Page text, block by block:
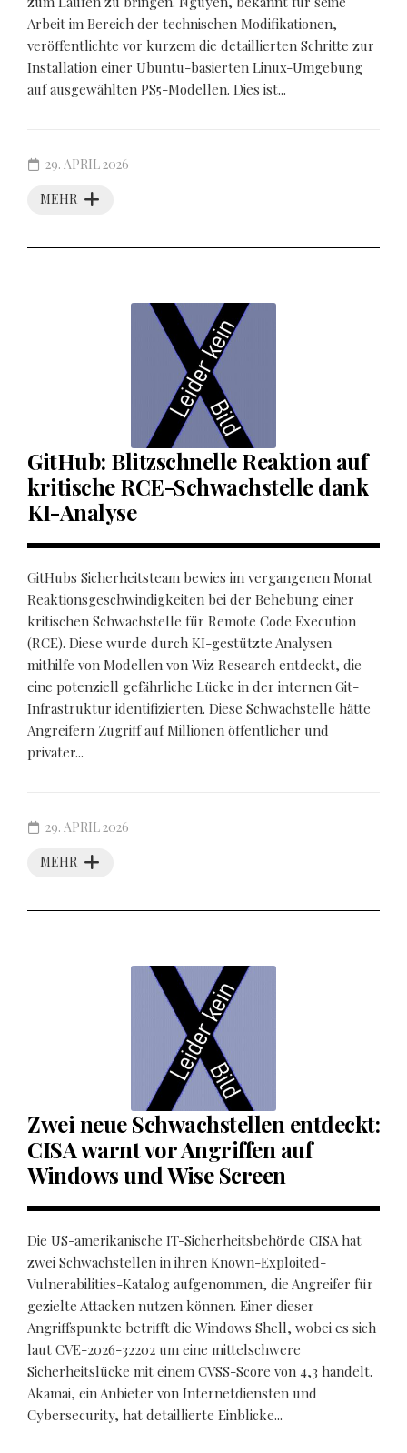
Arbeit im Bereich der technischen Modifikationen,
veröffentlichte vor kurzem die detaillierten Schritte zur
Installation einer Ubuntu-basierten Linux-Umgebung
auf ausgewählten PS5-Modellen. Dies ist...
MEHR
29. APRIL 2026
GitHub: Blitzschnelle Reaktion auf
kritische RCE-Schwachstelle dank
KI-Analyse
GitHubs Sicherheitsteam bewies im vergangenen Monat
Reaktionsgeschwindigkeiten bei der Behebung einer
kritischen Schwachstelle für Remote Code Execution
(RCE). Diese wurde durch KI-gestützte Analysen
mithilfe von Modellen von Wiz Research entdeckt, die
eine potenziell gefährliche Lücke in der internen Git-
Infrastruktur identifizierten. Diese Schwachstelle hätte
Angreifern Zugriff auf Millionen öffentlicher und
privater...
MEHR
29. APRIL 2026
Zwei neue Schwachstellen entdeckt:
CISA warnt vor Angriffen auf
Windows und Wise Screen
Die US-amerikanische IT-Sicherheitsbehörde CISA hat
zwei Schwachstellen in ihren Known-Exploited-
Vulnerabilities-Katalog aufgenommen, die Angreifer für
gezielte Attacken nutzen können. Einer dieser
Angriffspunkte betrifft die Windows Shell, wobei es sich
laut CVE-2026-32202 um eine mittelschwere
Sicherheitslücke mit einem CVSS-Score von 4,3 handelt.
Akamai, ein Anbieter von Internetdiensten und
Cybersecurity, hat detaillierte Einblicke...